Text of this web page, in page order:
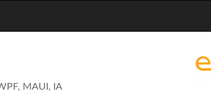
MAUI, IA